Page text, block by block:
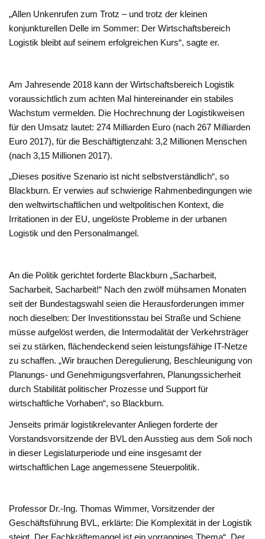
„Allen Unkenrufen zum Trotz – und trotz der kleinen
konjunkturellen Delle im Sommer: Der Wirtschaftsbereich
Logistik bleibt auf seinem erfolgreichen Kurs“, sagte er.
Am Jahresende 2018 kann der Wirtschaftsbereich Logistik
voraussichtlich zum achten Mal hintereinander ein stabiles
Wachstum vermelden. Die Hochrechnung der Logistikweisen
für den Umsatz lautet: 274 Milliarden Euro (nach 267 Milliarden
Euro 2017), für die Beschäftigtenzahl: 3,2 Millionen Menschen
(nach 3,15 Millionen 2017).
„Dieses positive Szenario ist nicht selbstverständlich“, so
Blackburn. Er verwies auf schwierige Rahmenbedingungen wie
den weltwirtschaftlichen und weltpolitischen Kontext, die
Irritationen in der EU, ungelöste Probleme in der urbanen
Logistik und den Personalmangel.
An die Politik gerichtet forderte Blackburn „Sacharbeit,
Sacharbeit, Sacharbeit!“ Nach den zwölf mühsamen Monaten
seit der Bundestagswahl seien die Herausforderungen immer
noch dieselben: Der Investitionsstau bei Straße und Schiene
müsse aufgelöst werden, die Intermodalität der Verkehrsträger
sei zu stärken, flächendeckend seien leistungsfähige IT-Netze
zu schaffen. „Wir brauchen Deregulierung, Beschleunigung von
Planungs- und Genehmigungsverfahren, Planungssicherheit
durch Stabilität politischer Prozesse und Support für
wirtschaftliche Vorhaben“, so Blackburn.
Jenseits primär logistikrelevanter Anliegen forderte der
Vorstandsvorsitzende der BVL den Ausstieg aus dem Soli noch
in dieser Legislaturperiode und eine insgesamt der
wirtschaftlichen Lage angemessene Steuerpolitik.
Professor Dr.-Ing. Thomas Wimmer, Vorsitzender der
Geschäftsführung BVL, erklärte: Die Komplexität in der Logistik